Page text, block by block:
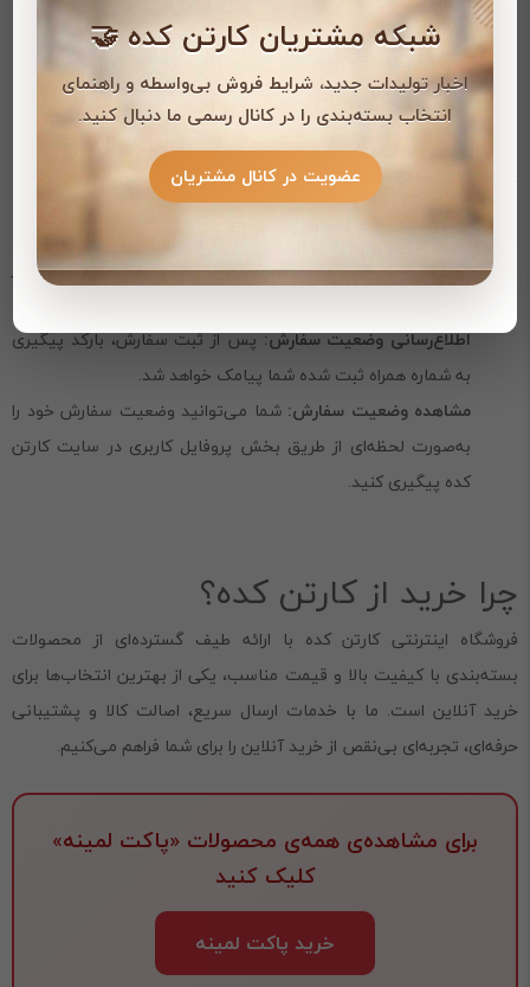
درجه یک تولید شده و کیفیت مناسبی دارد.
نحوه ارسال
در فروشگاه اینترنتی کارتن کده، سفارشات شما با سرعت و دقت ارسال
می‌شوند:
روش ارسال:سفارشات از طریق پست پیشتاز یا باربری به سراسر
اطلاع‌رسانی وضعیت سفارش:پس از ثبت سفارش، بارکد پیگیری
به شماره همراه ثبت شده شما پیامک خواهد شد.
مشاهده وضعیت سفارش: شما می‌توانید وضعیت سفارش خود را
به‌صورت لحظه‌ای از طریق بخش پروفایل کاربری در سایت کارتن
کده پیگیری کنید.
چرا خرید از کارتن کده؟
فروشگاه اینترنتی کارتن کده با ارائه طیف گسترده‌ای از محصولات
بسته‌بندی با کیفیت بالا و قیمت مناسب، یکی از بهترین انتخاب‌ها برای
خرید آنلاین است. ما با خدمات ارسال سریع، اصالت کالا و پشتیبانی
حرفه‌ای، تجربه‌ای بی‌نقص از خرید آنلاین را برای شما فراهم می‌کنیم.
برای مشاهده‌ی همه‌ی محصولات «پاکت لمینه»
کلیک کنید
خرید پاکت لمینه
شبکه مشتریان کارتن کده 🤝
اخبار تولیدات جدید، شرایط فروش بی‌واسطه و راهنمای
انتخاب بسته‌بندی را در کانال رسمی ما دنبال کنید.
عضویت در کانال مشتریان